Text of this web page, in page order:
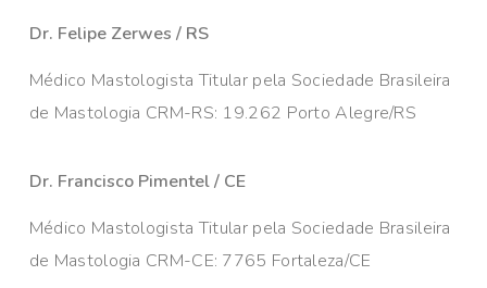
Dr. Felipe Zerwes / RS
Médico Mastologista Titular pela Sociedade Brasileira
de Mastologia CRM-RS: 19.262 Porto Alegre/RS
Dr. Francisco Pimentel / CE
Médico Mastologista Titular pela Sociedade Brasileira
de Mastologia CRM-CE: 7765 Fortaleza/CE